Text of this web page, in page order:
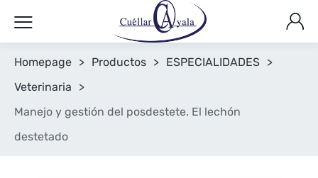
Homepage > Productos > ESPECIALIDADES >
Veterinaria
>
Manejo y gestión del posdestete. El lechón
destetado